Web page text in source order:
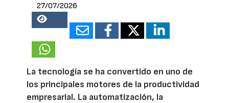
27/07/2026
15871
La tecnología se ha convertido en uno de
los principales motores de la productividad
empresarial. La automatización, la